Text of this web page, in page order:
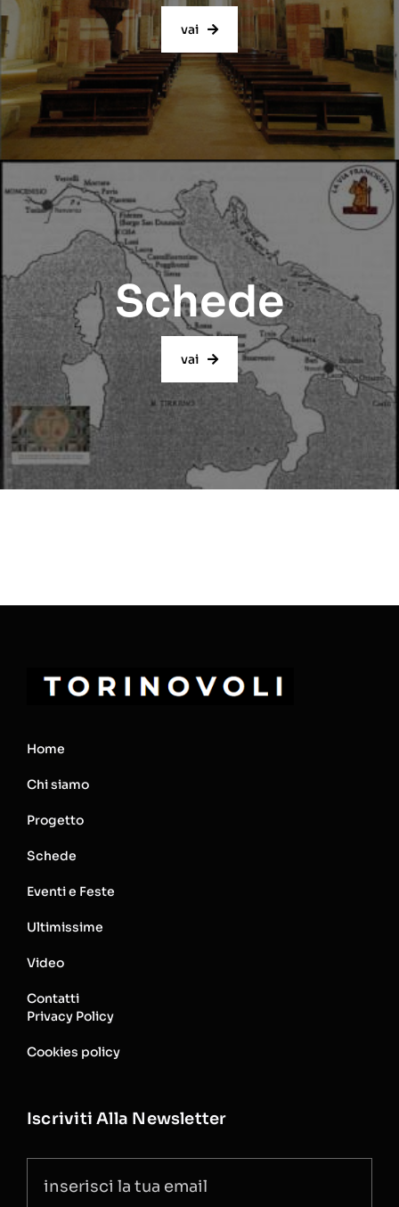
vai
Schede
vai
Home
Chi siamo
Progetto
Schede
Eventi e Feste
Ultimissime
Video
Contatti
Privacy Policy
Cookies policy
Iscriviti Alla Newsletter